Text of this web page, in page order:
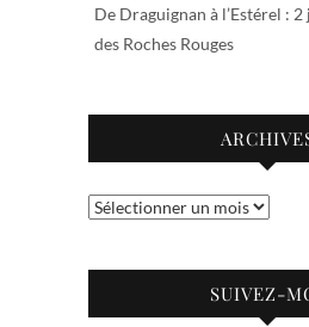
De Draguignan à l’Estérel :
des Roches Rouges
Archives
SUIVEZ-